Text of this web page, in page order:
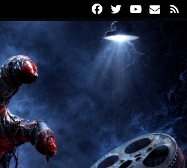
FacebookTwitterYoutube
Email